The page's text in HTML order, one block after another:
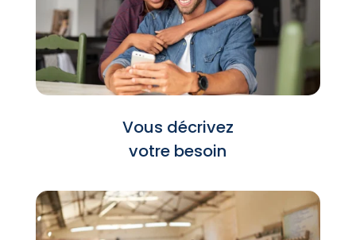
Vous décrivez
votre besoin